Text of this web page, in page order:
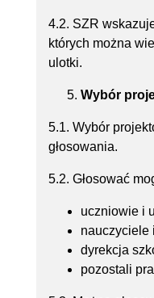
4.2. SZR
których można
ulotki.
Wybór
5.1. Wybór
głosowania.
5.2. Głosować
uczniowie i
nauczyciele
dyrekcja
pozostali